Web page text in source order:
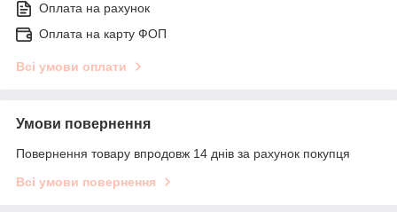
Оплата на рахунок
Оплата на карту ФОП
Всі умови оплати
Умови повернення
Повернення товару впродовж 14 днів за рахунок покупця
Всі умови повернення